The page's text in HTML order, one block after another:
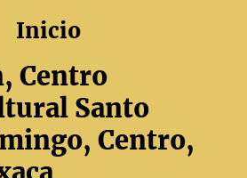
Inicio
Alcalá
Centro
Santo
Centro,